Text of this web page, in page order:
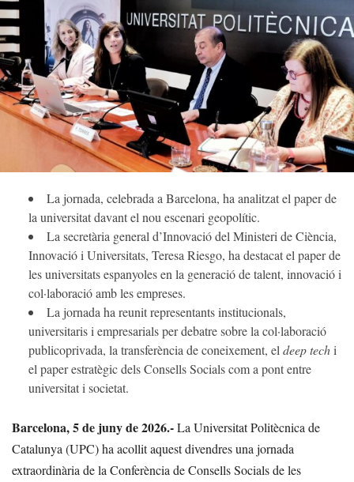
La jornada, celebrada a Barcelona, ha analitzat el paper de
la universitat davant el nou escenari geopolític.
La secretària general d’Innovació del Ministeri de Ciència,
Innovació i Universitats, Teresa Riesgo, ha destacat el paper de
les universitats espanyoles en la generació de talent, innovació i
col·laboració amb les empreses.
La jornada ha reunit representants institucionals,
universitaris i empresarials per debatre sobre la col·laboració
publicoprivada, la transferència de coneixement, eldeep techi
el paper estratègic dels Consells Socials com a pont entre
universitat i societat.
Barcelona, 5 de juny de 2026.-La Universitat Politècnica de
Catalunya (UPC) ha acollit aquest divendres una jornada
extraordinària de la Conferència de Consells Socials de les